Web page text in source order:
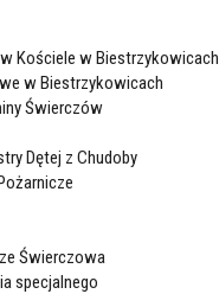
Kościele w Biestrzykowicach
w Biestrzykowicach
Świerczów
Dętej z Chudoby
Świerczowa
specjalnego